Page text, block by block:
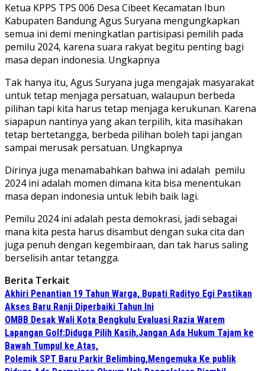
Ketua KPPS TPS 006 Desa Cibeet Kecamatan Ibun
Kabupaten Bandung Agus Suryana mengungkapkan
semua ini demi meningkatlan partisipasi pemilih pada
pemilu 2024, karena suara rakyat begitu penting bagi
masa depan indonesia. Ungkapnya
Tak hanya itu, Agus Suryana juga mengajak masyarakat
untuk tetap menjaga persatuan, walaupun berbeda
pilihan tapi kita harus tetap menjaga kerukunan. Karena
siapapun nantinya yang akan terpilih, kita masihakan
tetap bertetangga, berbeda pilihan boleh tapi jangan
sampai merusak persatuan. Ungkapnya
Dirinya juga menamabahkan bahwa ini adalah pemilu
2024 ini adalah momen dimana kita bisa menentukan
masa depan indonesia untuk lebih baik lagi.
Pemilu 2024 ini adalah pesta demokrasi, jadi sebagai
mana kita pesta harus disambut dengan suka cita dan
juga penuh dengan kegembiraan, dan tak harus saling
berselisih antar tetangga.
Berita Terkait
Akhiri Penantian 19 Tahun Warga, Bupati Radityo Egi Pastikan
Akses Baru Ranji Diperbaiki Tahun Ini
OMBB Desak Wali Kota Bengkulu Evaluasi Razia Warem
Lapangan Golf:Diduga Pilih Kasih,Jangan Ada Hukum Tajam ke
Bawah Tumpul ke Atas,
Polemik SPT Baru Parkir Belimbing,Mengemuka Ke publik